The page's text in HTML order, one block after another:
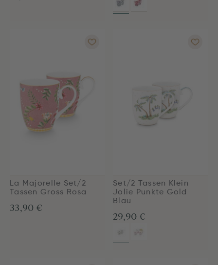
La Majorelle Set/2
Tassen Gross Rosa
33,90 €
Set/2 Tassen Klein
Jolie Punkte Gold
Blau
29,90 €